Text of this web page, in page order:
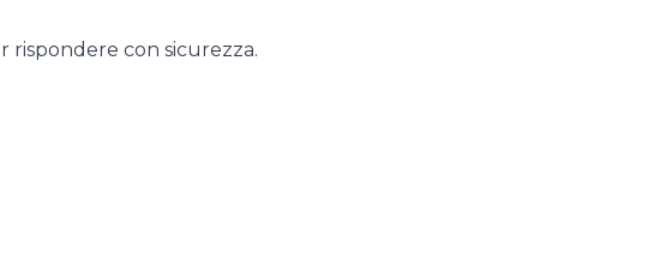
rispondere con sicurezza.